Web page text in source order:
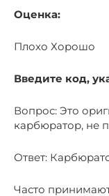
Оценка:
Плохо Хорошо
Введите код,
Вопрос: Это
карбюратор, не
Ответ:
Часто